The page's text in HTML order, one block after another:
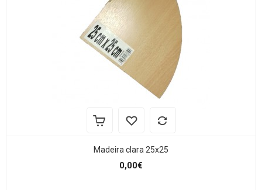
Madeira clara 25x25
0,00€